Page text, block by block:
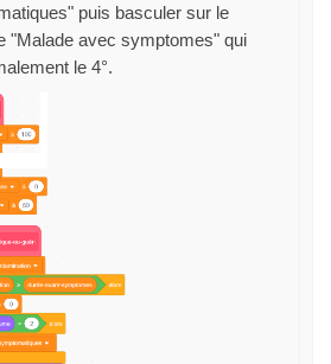
puis basculer sur le
"Malade avec symptomes" qui
le 4°.